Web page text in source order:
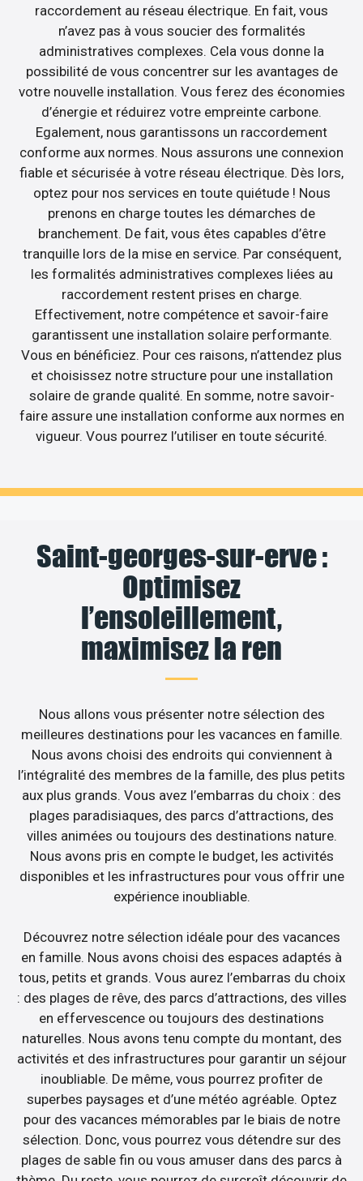
raccordement au réseau électrique. En fait, vous
n’avez pas à vous soucier des formalités
administratives complexes. Cela vous donne la
possibilité de vous concentrer sur les avantages de
votre nouvelle installation. Vous ferez des économies
d’énergie et réduirez votre empreinte carbone.
Egalement, nous garantissons un raccordement
conforme aux normes. Nous assurons une connexion
fiable et sécurisée à votre réseau électrique. Dès lors,
optez pour nos services en toute quiétude ! Nous
prenons en charge toutes les démarches de
branchement. De fait, vous êtes capables d’être
tranquille lors de la mise en service. Par conséquent,
les formalités administratives complexes liées au
raccordement restent prises en charge.
Effectivement, notre compétence et savoir-faire
garantissent une installation solaire performante.
Vous en bénéficiez. Pour ces raisons, n’attendez plus
et choisissez notre structure pour une installation
solaire de grande qualité. En somme, notre savoir-
faire assure une installation conforme aux normes en
vigueur. Vous pourrez l’utiliser en toute sécurité.
Saint-georges-sur-erve :
Optimisez
l’ensoleillement,
maximisez la ren
Nous allons vous présenter notre sélection des
meilleures destinations pour les vacances en famille.
Nous avons choisi des endroits qui conviennent à
l’intégralité des membres de la famille, des plus petits
aux plus grands. Vous avez l’embarras du choix : des
plages paradisiaques, des parcs d’attractions, des
villes animées ou toujours des destinations nature.
Nous avons pris en compte le budget, les activités
disponibles et les infrastructures pour vous offrir une
expérience inoubliable.
Découvrez notre sélection idéale pour des vacances
en famille. Nous avons choisi des espaces adaptés à
tous, petits et grands. Vous aurez l’embarras du choix
: des plages de rêve, des parcs d’attractions, des villes
en effervescence ou toujours des destinations
naturelles. Nous avons tenu compte du montant, des
activités et des infrastructures pour garantir un séjour
inoubliable. De même, vous pourrez profiter de
superbes paysages et d’une météo agréable. Optez
pour des vacances mémorables par le biais de notre
sélection. Donc, vous pourrez vous détendre sur des
plages de sable fin ou vous amuser dans des parcs à